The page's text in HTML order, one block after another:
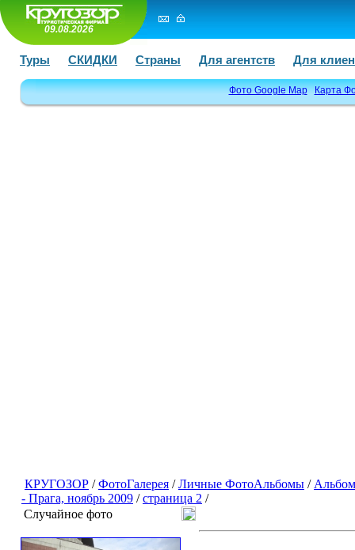
09.08.2026
Туры СКИДКИ Страны Для агентств Для
Фото Google Map Карта
КРУГОЗОР /ФотоГалерея /Личные ФотоАльбомы /
- Прага, ноябрь 2009 /страница 2 /
Случайное фото